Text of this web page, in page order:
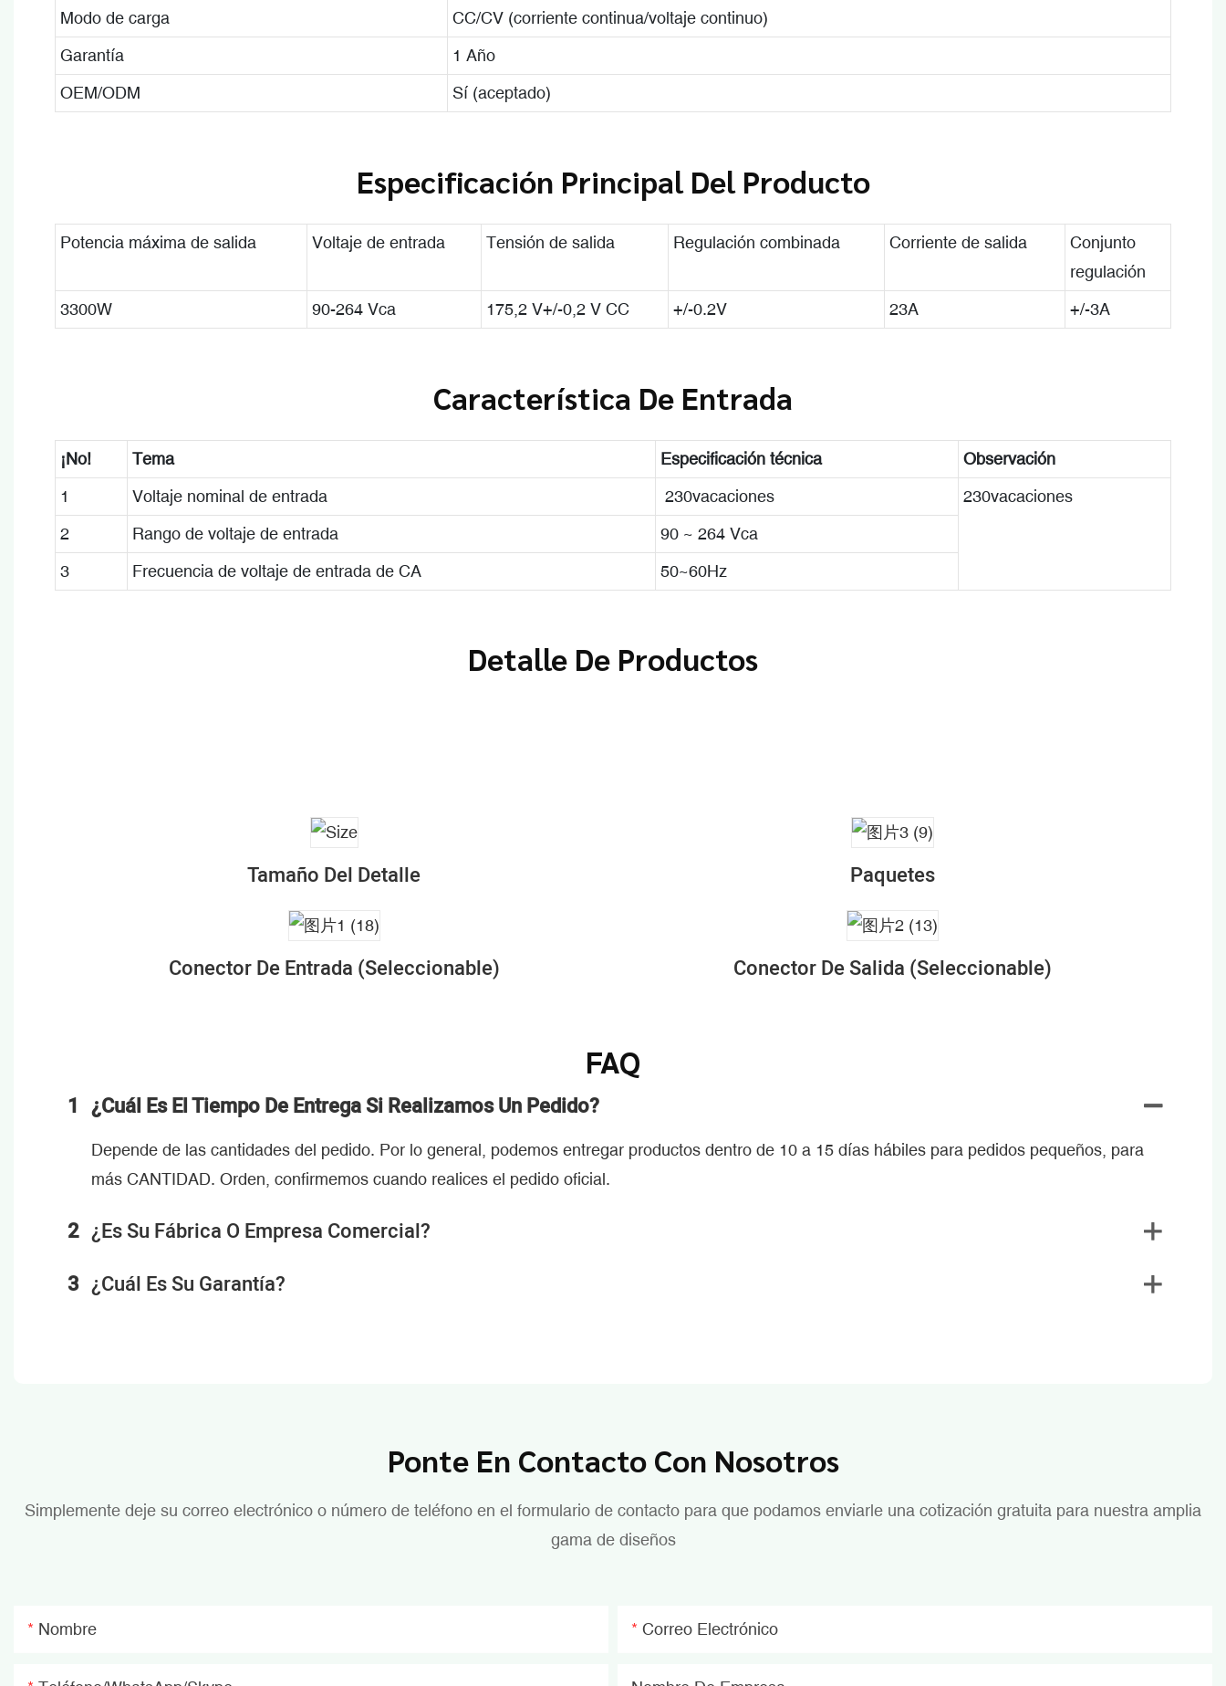
Modo de carga
CC/CV (corriente continua/voltaje continuo)
Garantía
1 Año
OEM/ODM
Sí (aceptado)
Especificación Principal Del Producto
Potencia máxima de salida Voltaje de entrada Tensión de salida Regulación combinada Corriente de salida
Conjunto
regulación
3300W
90-264 Vca 175,2 V+/-0,2 V CC +/-0.2V 23A +/-3A
Característica De Entrada
¡No! Tema Especificación técnica
Observación
1
Voltaje nominal de entrada 230vacaciones
230vacaciones
2
Rango de voltaje de entrada
90 ~ 264 Vca
3
Frecuencia de voltaje de entrada de CA 50~60Hz
Detalle De Productos
Tamaño Del Detalle Paquetes
Conector De Entrada (seleccionable) Conector De Salida (seleccionable)
FAQ
1 ¿Cuál Es El Tiempo De Entrega Si Realizamos Un Pedido?
Depende de las cantidades del pedido. Por lo general, podemos entregar productos dentro de 10 a 15 días hábiles para pedidos pequeños, para
más CANTIDAD. Orden, confirmemos cuando realices el pedido oficial.
2 ¿Es Su Fábrica O Empresa Comercial?
3 ¿Cuál Es Su Garantía?
Ponte En Contacto Con Nosotros
Simplemente deje su correo electrónico o número de teléfono en el formulario de contacto para que podamos enviarle una cotización gratuita para nuestra amplia
gama de diseños
Nombre Correo Electrónico